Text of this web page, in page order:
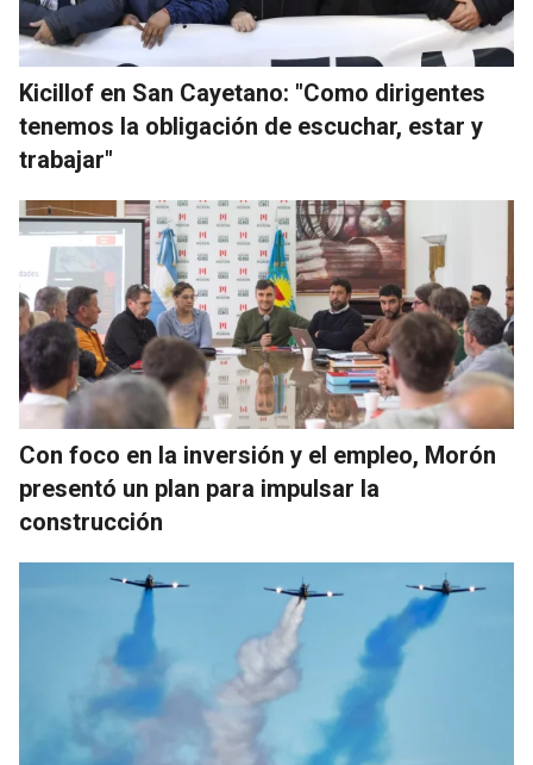
Kicillof en San Cayetano: "Como dirigentes
tenemos la obligación de escuchar, estar y
trabajar"
Con foco en la inversión y el empleo, Morón
presentó un plan para impulsar la
construcción